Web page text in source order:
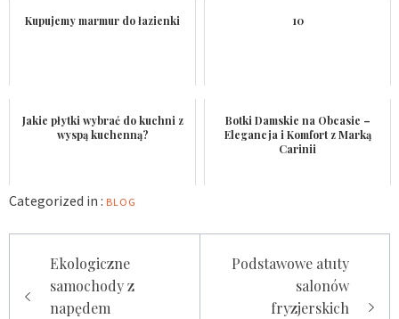
Kupujemy marmur do łazienki 10
Jakie płytki wybrać do kuchni z
wyspą kuchenną?
Botki Damskie na Obcasie –
Elegancja i Komfort z Marką
Carinii
Categorized in : BLOG
wpisuEkologiczne
samochody z
napędem
Podstawowe atuty
salonów
fryzjerskich